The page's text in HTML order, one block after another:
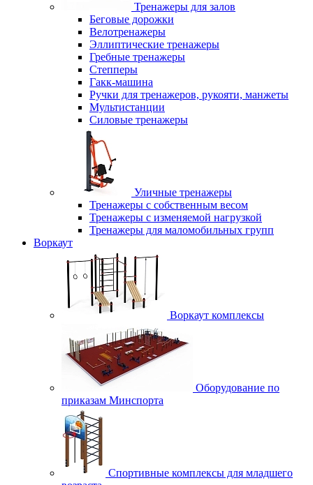
Тренажеры для залов
Беговые дорожки
Велотренажеры
Эллиптические тренажеры
Гребные тренажеры
Степперы
Гакк-машина
Ручки для тренажеров, рукояти, манжеты
Мультистанции
Силовые тренажеры
Уличные тренажеры
Тренажеры с собственным весом
Тренажеры с изменяемой нагрузкой
Тренажеры для маломобильных групп
Воркаут
Воркаут комплексы
Оборудование по
приказам Минспорта
Спортивные комплексы для младшего